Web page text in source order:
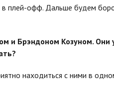
плей-офф. Дальше будем
и Брэндоном Козуном. Они
находиться с ними в